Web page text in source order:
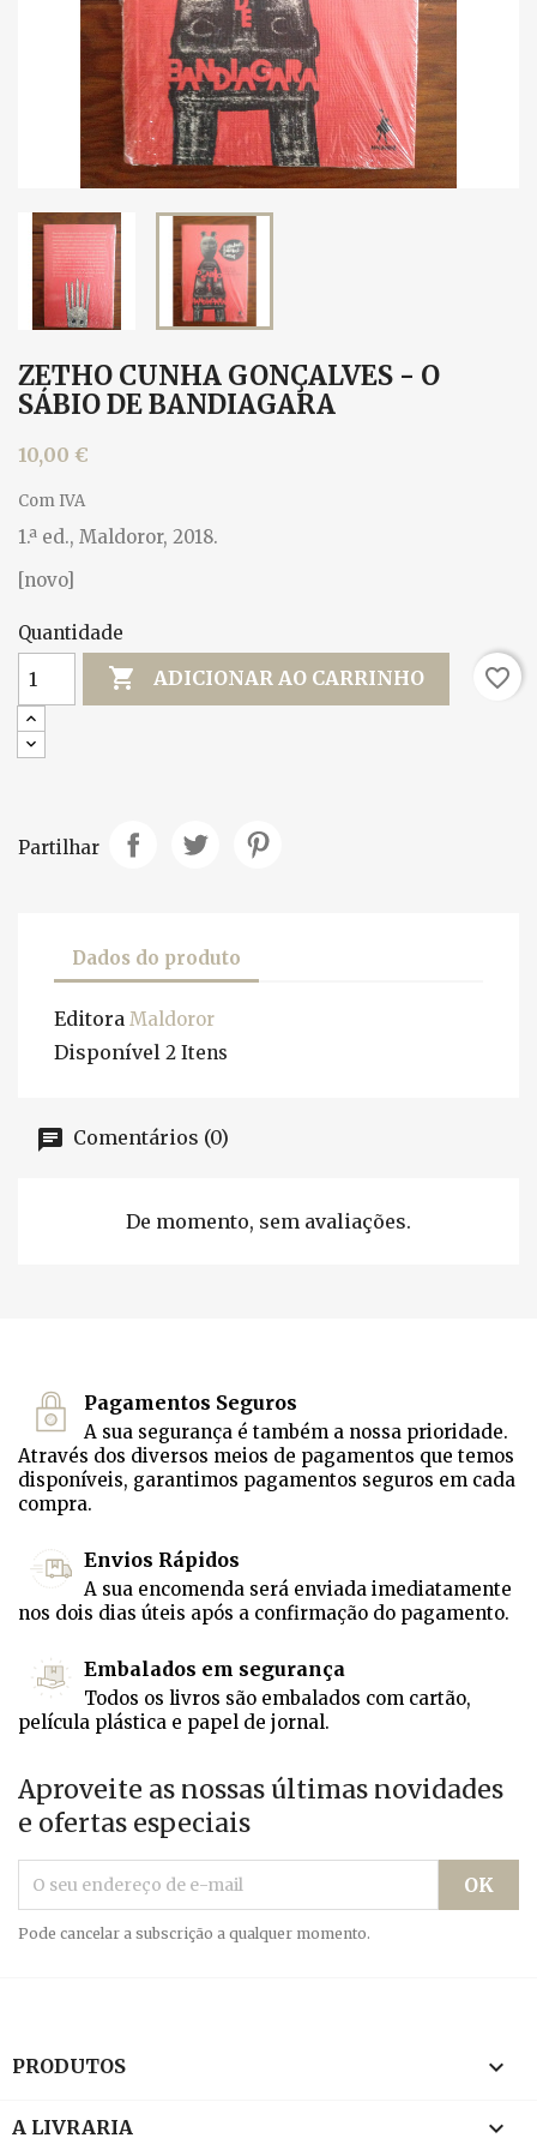
ZETHO CUNHA GONÇALVES - O
SÁBIO DE BANDIAGARA
10,00 €
Com IVA
1.ª ed., Maldoror, 2018.
[novo]
Quantidade
 ADICIONAR AO CARRINHO favorite_border
Partilhar
Dados do produto
Editora Maldoror
Disponível 2 Itens
Comentários (0)
De momento, sem avaliações.
Pagamentos Seguros
A sua segurança é também a nossa prioridade.
Através dos diversos meios de pagamentos que temos
disponíveis, garantimos pagamentos seguros em cada
compra.
Envios Rápidos
A sua encomenda será enviada imediatamente
nos dois dias úteis após a confirmação do pagamento.
Embalados em segurança
Todos os livros são embalados com cartão,
película plástica e papel de jornal.
Aproveite as nossas últimas novidades
e ofertas especiais
Pode cancelar a subscrição a qualquer momento.
PRODUTOS 
A LIVRARIA 